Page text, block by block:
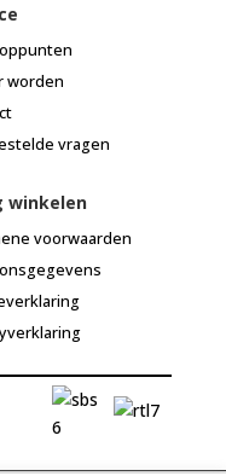
worden
vragen
winkelen
voorwaarden